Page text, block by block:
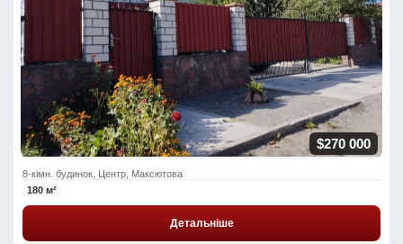
$270 000
8-кімн. будинок, Центр, Максютова
180 м²
Детальніше